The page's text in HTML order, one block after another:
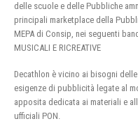
delle scuole e delle Pubbliche
principali marketplace della
MEPA di Consip, nei seguenti
MUSICALI E RICREATIVE
Decathlon è vicino ai bisogni
esigenze di pubblicità legate al
apposita dedicata ai materiali e
ufficiali PON.